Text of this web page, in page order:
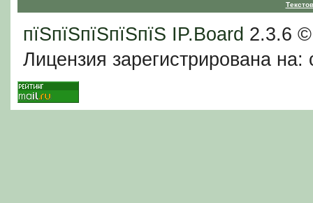
пїЅпїЅпїЅпїЅпїЅ IP.Board 2.3.6
Лицензия зарегистрирована